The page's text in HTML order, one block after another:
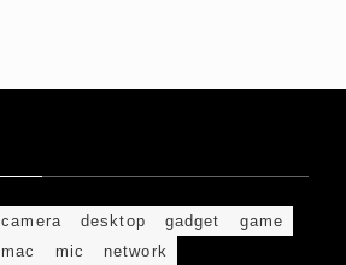
camera desktop gadget
game
mac mic
network